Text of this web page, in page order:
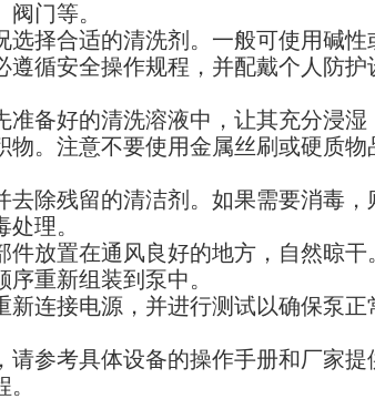
阀门等。
选择合适的清洗剂。一般可使用碱性
遵循安全操作规程，并配戴个人防护
备好的清洗溶液中，让其充分浸湿
物。注意不要使用金属丝刷或硬质物
去除残留的清洁剂。如果需要消毒，
处理。
件放置在通风良好的地方，自然晾干
序重新组装到泵中。
新连接电源，并进行测试以确保泵正
请参考具体设备的操作手册和厂家提